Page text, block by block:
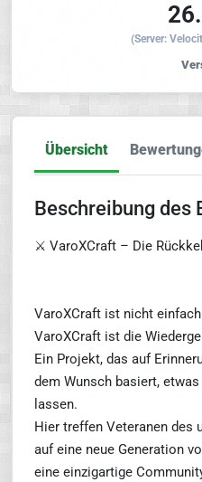
(Server:
Übersicht
Beschreibung des
⚔️ VaroXCraft – Die
VaroXCraft ist nicht
VaroXCraft ist die
Ein Projekt, das auf
dem Wunsch basiert,
lassen.
Hier treffen Veteranen des
auf eine neue Generation
eine einzigartige